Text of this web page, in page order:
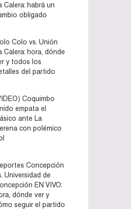
Calera: habrá un
obligado
Colo vs. Unión
Calera: hora, dónde
y todos los
del partido
Coquimbo
empata el
ante La
con polémico
Concepción
Universidad de
EN VIVO:
dónde ver y
seguir el partido